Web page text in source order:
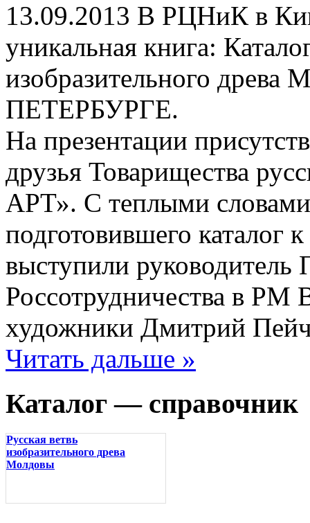
13.09.2013 В РЦНиК в
уникальная книга:
изобразительного
ПЕТЕРБУРГЕ.
На презентации
друзья Товарищества
АРТ». С теплыми словами
подготовившего каталог
выступили руководитель
Россотрудничества в РМ
художники Дмитрий
Читать дальше »
Каталог — справочник
Русская ветвь
изобразительного древа
Молдовы